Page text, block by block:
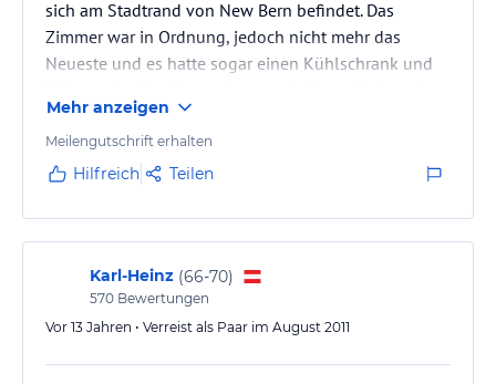
sich am Stadtrand von New Bern befindet. Das
Zimmer war in Ordnung, jedoch nicht mehr das
Neueste und es hatte sogar einen Kühlschrank und
hilfsbereit. Das Frühstücksbuffet war typisch
amerikanisch mit Plastikgeschirr.
Mehr anzeigen
Meilengutschrift erhalten
Hilfreich Teilen
Karl-Heinz (66-70)
570 Bewertungen
Vor 13 Jahren • Verreist als Paar im August 2011